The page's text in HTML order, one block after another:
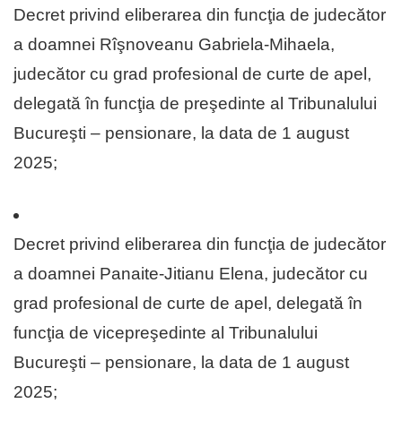
Decret privind eliberarea din funcţia de judecător
a doamnei Rîşnoveanu Gabriela-Mihaela,
judecător cu grad profesional de curte de apel,
delegată în funcţia de preşedinte al Tribunalului
Bucureşti – pensionare, la data de 1 august
2025;
Decret privind eliberarea din funcţia de judecător
a doamnei Panaite-Jitianu Elena, judecător cu
grad profesional de curte de apel, delegată în
funcţia de vicepreşedinte al Tribunalului
Bucureşti – pensionare, la data de 1 august
2025;